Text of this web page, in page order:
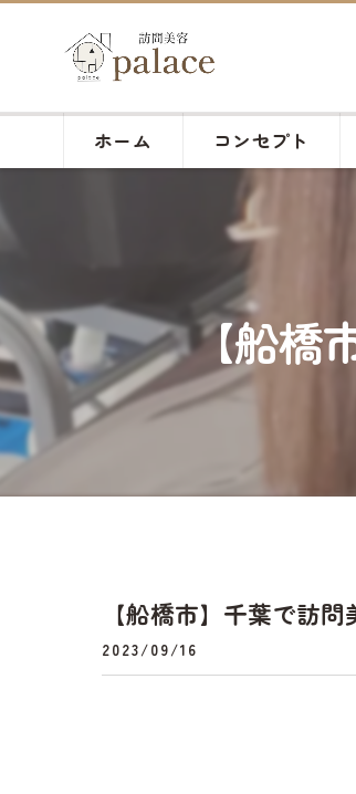
ホーム コンセプト
【船橋
【船橋市】千葉で訪
2023/09/16